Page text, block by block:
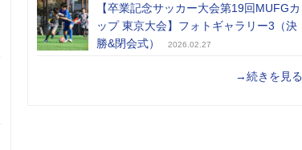
【卒業記念サッカー大会第19回MUFGカ
ップ 東京大会】フォトギャラリー3（決
勝&閉会式）
2026.02.27
→続きを見る